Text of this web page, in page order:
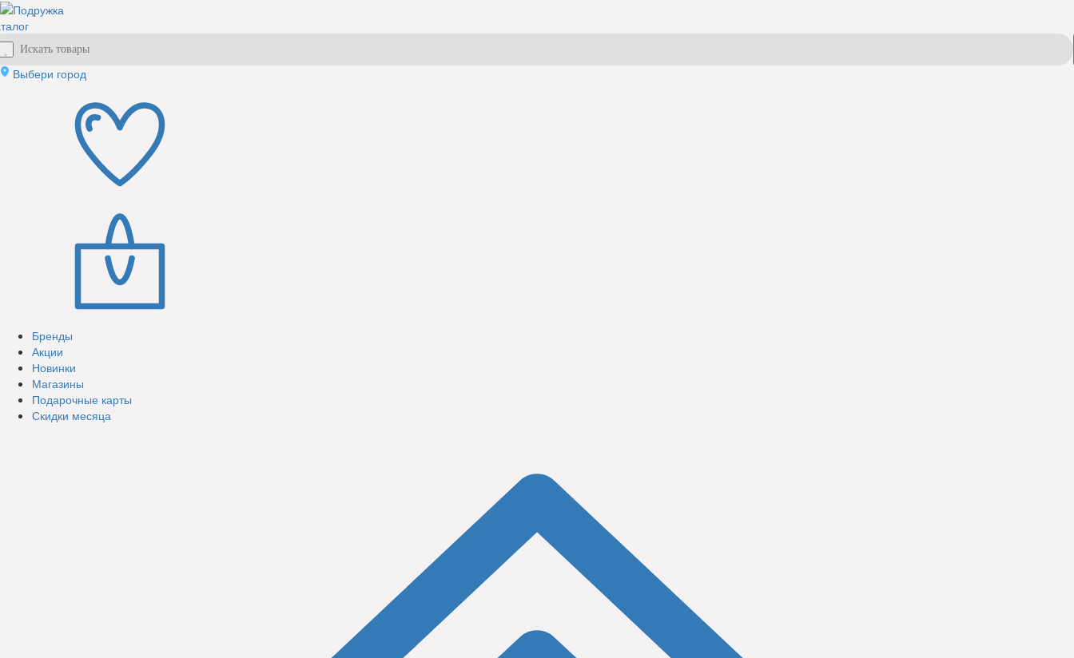
Выбери город
Бренды
Акции
Новинки
Магазины
Подарочные карты
Скидки месяца